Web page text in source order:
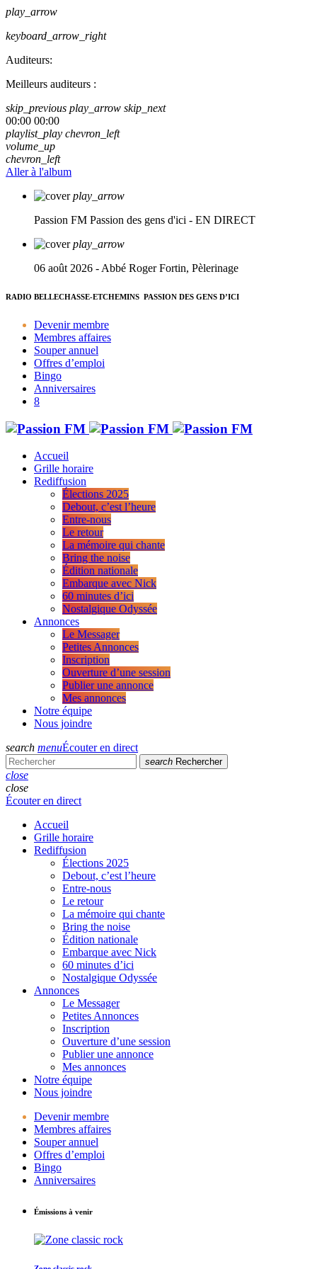
play_arrow
keyboard_arrow_right
Auditeurs:
Meilleurs auditeurs :
skip_previous play_arrow skip_next
00:00 00:00
playlist_play chevron_left
volume_up
chevron_left
Aller à l'album
play_arrow
Passion FM Passion des gens d'ici - EN DIRECT
play_arrow
06 août 2026 - Abbé Roger Fortin, Pèlerinage
RADIO BELLECHASSE-ETCHEMINS PASSION DES GENS D’ICI
Devenir membre
Membres affaires
Souper annuel
Offres d’emploi
Bingo
Anniversaires
Accueil
Grille horaire
Rediffusion
Élections 2025
Debout, c’est l’heure
Entre-nous
Le retour
La mémoire qui chante
Bring the noise
Édition nationale
Embarque avec Nick
60 minutes d’ici
Nostalgique Odyssée
Annonces
Le Messager
Petites Annonces
Inscription
Ouverture d’une session
Publier une annonce
Mes annonces
Notre équipe
Nous joindre
search menuÉcouter en direct
search Rechercher
close
close
Écouter en direct
Accueil
Grille horaire
Rediffusion
Élections 2025
Debout, c’est l’heure
Entre-nous
Le retour
La mémoire qui chante
Bring the noise
Édition nationale
Embarque avec Nick
60 minutes d’ici
Nostalgique Odyssée
Annonces
Le Messager
Petites Annonces
Inscription
Ouverture d’une session
Publier une annonce
Mes annonces
Notre équipe
Nous joindre
Devenir membre
Membres affaires
Souper annuel
Offres d’emploi
Bingo
Anniversaires
Émissions à venir